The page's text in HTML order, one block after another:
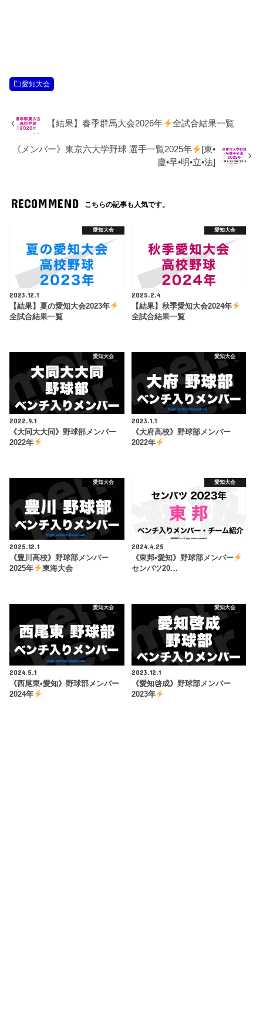
愛知大会
【結果】春季群馬大会2026年 全試合結果一覧
《メンバー》東京六大学野球 選手一覧2025年
[東•
慶•早•明•立•法]
RECOMMEND こちらの記事も人気です。
愛知大会
2023.12.1
【結果】夏の愛知大会2023年
全試合結果一覧
愛知大会
2025.2.4
【結果】秋季愛知大会2024年
全試合結果一覧
愛知大会
2022.9.1
《大同大大同》野球部メンバー
2022年
愛知大会
2023.1.1
《大府高校》野球部メンバー
2022年
愛知大会
2025.12.1
《豊川高校》野球部メンバー
2025年
東海大会
愛知大会
2024.4.25
《東邦•愛知》野球部メンバー
センバツ20…
愛知大会
2024.5.1
《西尾東•愛知》野球部メンバー
2024年
愛知大会
2023.12.1
《愛知啓成》野球部メンバー
2023年